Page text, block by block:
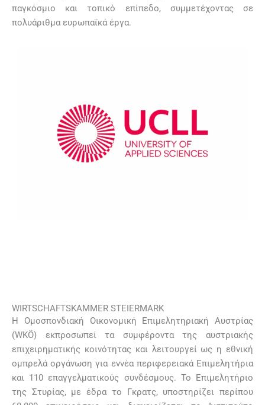
παγκόσμιο και τοπικό επίπεδο, συμμετέχοντας σε
πολυάριθμα ευρωπαϊκά έργα.
WIRTSCHAFTSKAMMER STEIERMARK
Η Ομοσπονδιακή Οικονομική Επιμελητηριακή Αυστρίας
(WKÖ) εκπροσωπεί τα συμφέροντα της αυστριακής
επιχειρηματικής κοινότητας και λειτουργεί ως η εθνική
ομπρελά οργάνωση για εννέα περιφερειακά Επιμελητήρια
και 110 επαγγελματικούς συνδέσμους. Το Επιμελητήριο
της Στυρίας, με έδρα το Γκρατς, υποστηρίζει περίπου